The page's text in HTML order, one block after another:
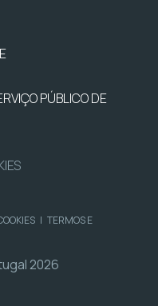
PÚBLICO DE
| TERMOS E
2026